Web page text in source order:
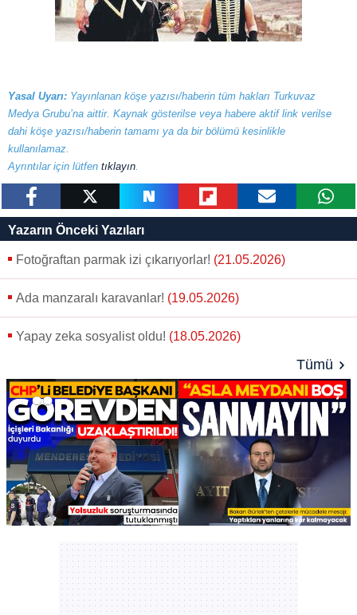
Yasal Uyarı: Yayınlanan köşe yazısı/haberin tüm hakları Turkuvaz
Medya Grubu’na aittir. Kaynak gösterilse veya habere aktif link verilse
dahi köşe yazısı/haberin tamamı ya da bir bölümü kesinlikle
kullanılamaz.
Ayrıntılar için lütfen tıklayın.
paylaş tweetle
Yazarın Önceki Yazıları
Fotoğraftan parmak izi çıkarıyorlar! (21.05.2026)
Ada manzaralı karavanlar! (19.05.2026)
Yapay zeka sosyalist oldu! (18.05.2026)
Tümü